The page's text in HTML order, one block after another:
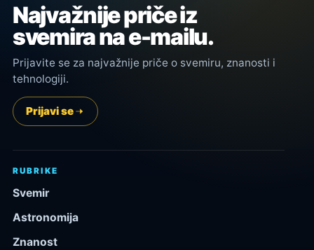
Najvažnije priče iz
svemira na e-mailu.
Prijavite se za najvažnije priče o svemiru, znanosti i
tehnologiji.
Prijavi se
RUBRIKE
Svemir
Astronomija
Znanost